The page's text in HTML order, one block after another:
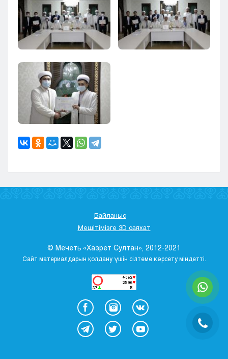
Байланыс
Мешітімізге 3D саяхат
© Мечеть «Хазрет Султан», 2012-2021
Сайт материалдарын қолдану үшін сілтеме көрсету міндетті.